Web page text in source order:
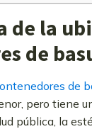
de la
de
de
pero tiene
pública, la